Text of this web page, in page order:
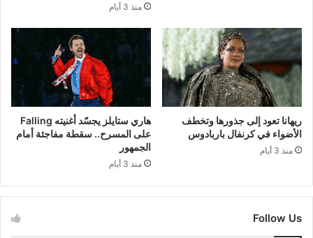
منذ 3 أيام
ريهانا تعود إلى جذورها وتخطف
الأضواء في كرنفال باربادوس
منذ 3 أيام
هاري ستايلز يجسّد أغنيته Falling
على المسرح.. سقطة مفاجئة أمام
الجمهور
منذ 3 أيام
Follow Us